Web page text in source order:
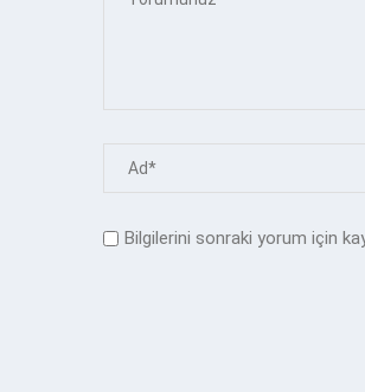
Bilgilerini sonraki yorum için